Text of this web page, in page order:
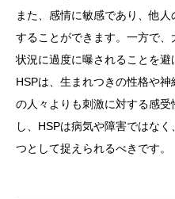
また、感情に敏感であり、他
することができます。一方で
状況に過度に曝されることを避
HSPは、生まれつきの性格や
の人々よりも刺激に対する感
し、HSPは病気や障害ではな
つとして捉えられるべきです。